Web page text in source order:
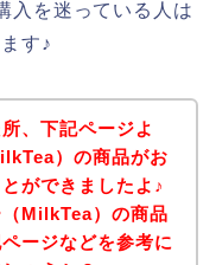
入を迷っている人は
す♪
、下記ページよ
）の商品がお
ができましたよ♪
MilkTea）の商品
ージなどを参考に